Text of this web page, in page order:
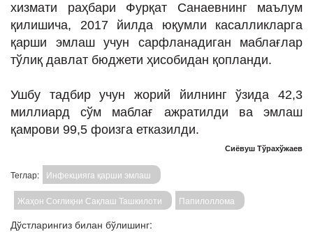
хизмати раҳбари Фурқат Санаевнинг маълум
қилишича, 2017 йилда юқумли касалликларга
қарши эмлаш учун сарфланадиган маблағлар
тўлиқ давлат бюджети ҳисобидан қопланди.
Ушбу тадбир учун жорий йилнинг ўзида 42,3
миллиард сўм маблағ ажратилди ва эмлаш
қамрови 99,5 фоизга етказилди.
Сиёвуш Тўрахўжаев
Теглар: Инфекцияга қарши эмлаш
Жаҳон Соғлиқни Сақлаш Ташкилоти Папилоллома
Дўстларингиз билан бўлишинг: